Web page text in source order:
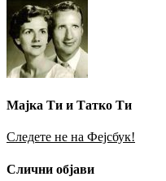
Мајка Ти и Татко Ти
Следете не на Фејсбук!
Слични објави